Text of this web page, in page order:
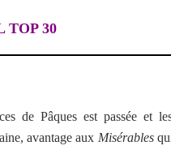
TOP 30
de Pâques est passée et
avantage aux Misérables